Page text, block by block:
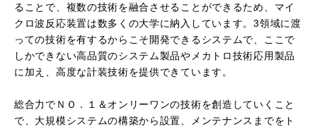
ることで、複数の技術を融合させることができるため、マイ
クロ波反応装置は数多くの大学に納入しています。3領域に渡
っての技術を有するからこそ開発できるシステムで、ここで
しかできない高品質のシステム製品やメカトロ技術応用製品
に加え、高度な計装技術を提供できています。
総合力でＮＯ．１＆オンリーワンの技術を創造していくこと
で、大規模システムの構築から設置、メンテナンスまでをト